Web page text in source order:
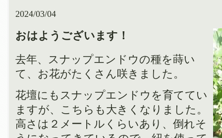
2024/03/04
おはようございます！
去年、スナップエンドウの種を蒔い
て、お花がたくさん咲きました。
花壇にもスナップエンドウを育ててい
ますが、こちらも大きくなりました。
高さは２メートルくらいあり、倒れそ